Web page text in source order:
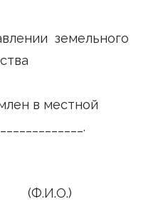
земельного
в местной